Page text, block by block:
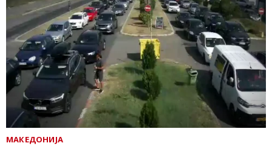
МАКЕДОНИЈА